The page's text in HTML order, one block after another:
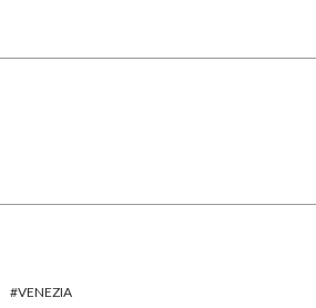
VENEZIA